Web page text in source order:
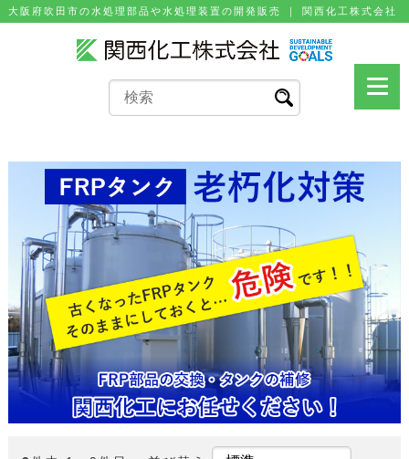
⼤阪府吹⽥市の⽔処理部品や⽔処理装置の開発販売 ｜ 関⻄化⼯株式会社